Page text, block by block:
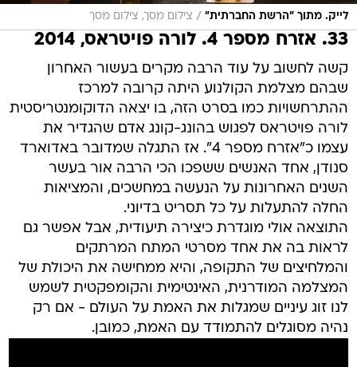
לייק. מתוך "הרשת החברתית" / צילום מסך, צילום מסך
33. אזרח מספר 4. לורה פויטראס, 2014
קשה לחשוב על עוד הרבה מקרים בעשור האחרון
שבהם מצלמת הקולנוע היתה קרובה למרכז
ההתרחשויות כמו בסרט הזה, בו יצאה הדוקומנטריסטית
לורה פויטראס לפגוש בהונג-קונג אדם שהגדיר את
עצמו כ"אזרח מספר 4". אז התגלה שמדובר באדוארד
סנודן, אחד האנשים ששפכו הכי הרבה אור בעשר
השנים האחרונות על הנעשה במחשכים, והמציאות
החלה להתעלות על כל תסריט בדיוני.
התוצאה אולי מוגדרת כיצירה תיעודית, אבל אפשר גם
לראות בה את אחד מסרטי המתח המרתקים
והמלחיצים של התקופה, והיא ממחישה את היכולת של
המצלמה המודרנית, האינטימית והקומפקטית לשמש
לנו זוג עיניים שמגלות את האמת על העולם - אם רק
נהיה מסוגלים להתמודד עם האמת, כמובן.